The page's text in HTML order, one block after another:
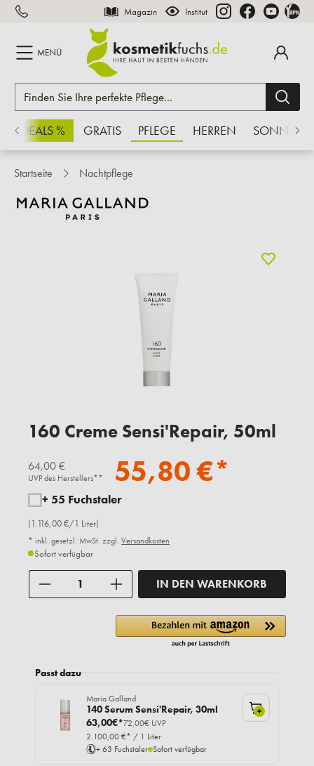
springen Magazin Institut
MENÜ
% GRATIS PFLEGE HERREN SONNE
Startseite Nachtpflege
160 Creme Sensi'Repair, 50ml
64,00 €
UVP des Herstellers** 55,80 €*
+ 55 Fuchstaler
(1.116,00 €/1 Liter)
* inkl. gesetzl. MwSt. zzgl. Versandkosten
Sofort verfügbar
IN DEN WARENKORB
Passt dazu
Maria Galland
140 Serum Sensi'Repair, 30ml
63,00€*72,00€ UVP
2.100,00 €* / 1 Liter
+ 63 Fuchstaler Sofort verfügbar
+